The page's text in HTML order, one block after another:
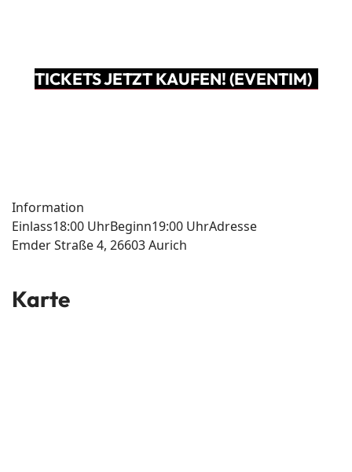
TICKETS JETZT KAUFEN! (EVENTIM)
Information
Einlass18:00 UhrBeginn19:00 UhrAdresse
Emder Straße 4, 26603 Aurich
Karte